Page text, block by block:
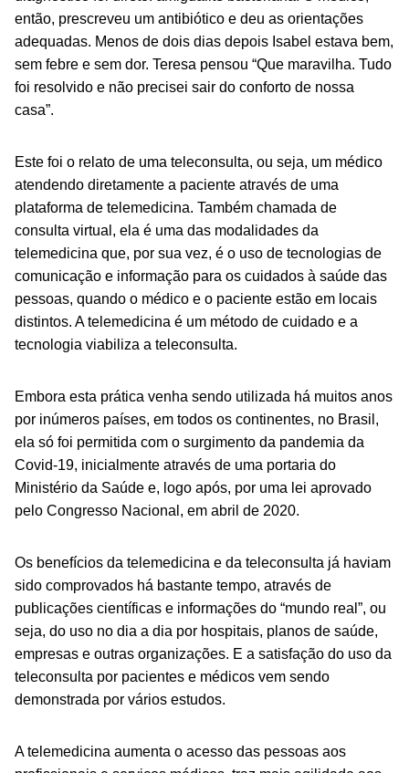
então, prescreveu um antibiótico e deu as orientações
adequadas. Menos de dois dias depois Isabel estava bem,
sem febre e sem dor. Teresa pensou “Que maravilha. Tudo
foi resolvido e não precisei sair do conforto de nossa
casa”.
Este foi o relato de uma teleconsulta, ou seja, um médico
atendendo diretamente a paciente através de uma
plataforma de telemedicina. Também chamada de
consulta virtual, ela é uma das modalidades da
telemedicina que, por sua vez, é o uso de tecnologias de
comunicação e informação para os cuidados à saúde das
pessoas, quando o médico e o paciente estão em locais
distintos. A telemedicina é um método de cuidado e a
tecnologia viabiliza a teleconsulta.
Embora esta prática venha sendo utilizada há muitos anos
por inúmeros países, em todos os continentes, no Brasil,
ela só foi permitida com o surgimento da pandemia da
Covid-19, inicialmente através de uma portaria do
Ministério da Saúde e, logo após, por uma lei aprovado
pelo Congresso Nacional, em abril de 2020.
Os benefícios da telemedicina e da teleconsulta já haviam
sido comprovados há bastante tempo, através de
publicações científicas e informações do “mundo real”, ou
seja, do uso no dia a dia por hospitais, planos de saúde,
empresas e outras organizações. E a satisfação do uso da
teleconsulta por pacientes e médicos vem sendo
demonstrada por vários estudos.
A telemedicina aumenta o acesso das pessoas aos